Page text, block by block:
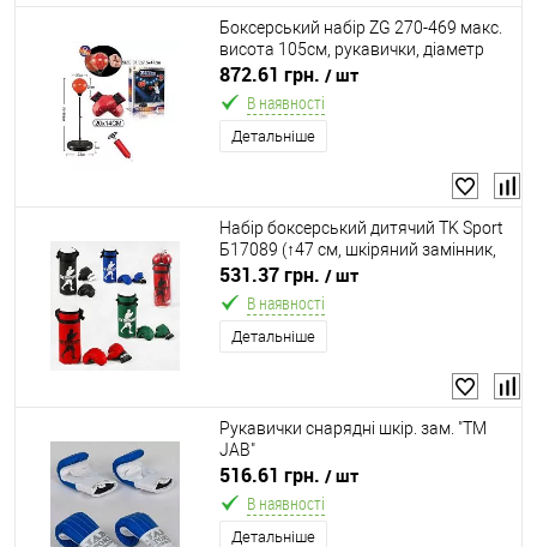
Боксерський набір ZG 270-469 макс.
висота 105см, рукавички, діаметр
груші 20см, в коробці
872.61 грн. / шт
В наявності
Детальніше
Набір боксерський дитячий TK Sport
Б17089 (↑47 см, шкіряний замінник,
наповнювач: тирса, в комплекті
рукавички, 4 кольори)
531.37 грн. / шт
В наявності
Детальніше
Рукавички снарядні шкір. зам. "ТМ
JAB"
516.61 грн. / шт
В наявності
Детальніше